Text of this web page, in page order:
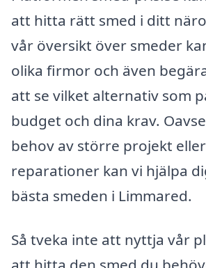
att hitta rätt smed i ditt
vår översikt över smeder
olika firmor och även
att se vilket alternativ som
budget och dina krav.
behov av större projekt
reparationer kan vi hjälpa
bästa smeden i Limmared.
Så tveka inte att nyttja vår